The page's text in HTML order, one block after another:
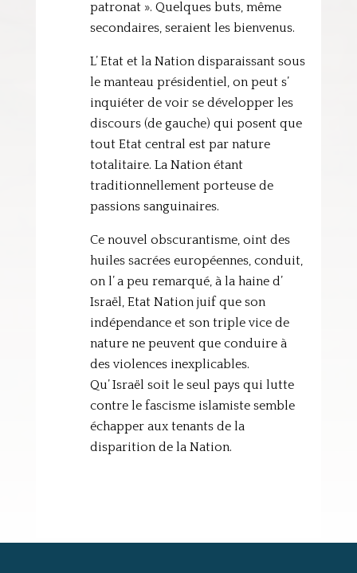
patronat ». Quelques buts, même
secondaires, seraient les bienvenus.
L’ Etat et la Nation disparaissant sous
le manteau présidentiel, on peut s’
inquiéter de voir se développer les
discours (de gauche) qui posent que
tout Etat central est par nature
totalitaire. La Nation étant
traditionnellement porteuse de
passions sanguinaires.
Ce nouvel obscurantisme, oint des
huiles sacrées européennes, conduit,
on l’ a peu remarqué, à la haine d’
Israël, Etat Nation juif que son
indépendance et son triple vice de
nature ne peuvent que conduire à
des violences inexplicables.
Qu’ Israël soit le seul pays qui lutte
contre le fascisme islamiste semble
échapper aux tenants de la
disparition de la Nation.